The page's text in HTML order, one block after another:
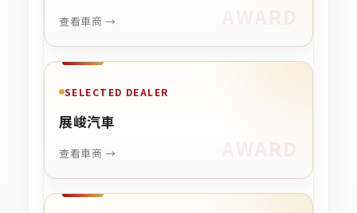
查看車商 →
SELECTED DEALER
展峻汽車
查看車商 →